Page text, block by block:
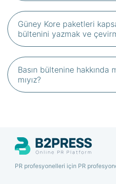
Güney Kore paketleri
bültenini yazmak ve
Basın bültenine hakkında
mıyız?
PR profesyonelleri için PR